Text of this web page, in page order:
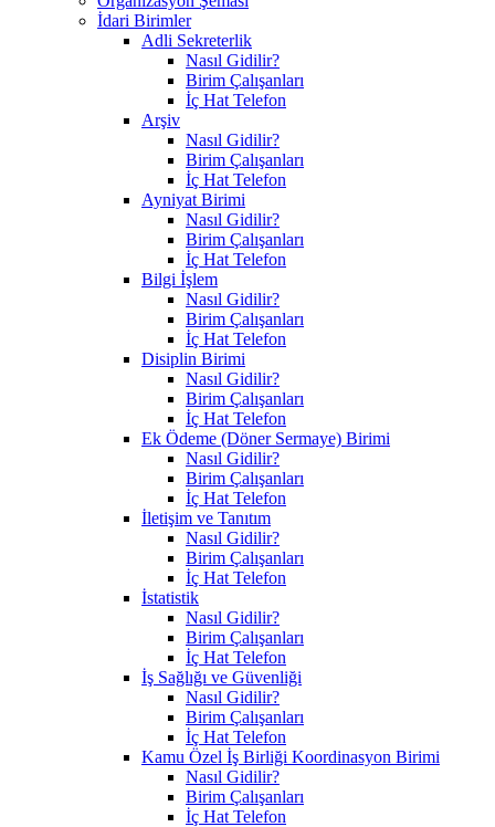
İdari Birimler
Adli Sekreterlik
Nasıl Gidilir?
Birim Çalışanları
İç Hat Telefon
Arşiv
Nasıl Gidilir?
Birim Çalışanları
İç Hat Telefon
Ayniyat Birimi
Nasıl Gidilir?
Birim Çalışanları
İç Hat Telefon
Bilgi İşlem
Nasıl Gidilir?
Birim Çalışanları
İç Hat Telefon
Disiplin Birimi
Nasıl Gidilir?
Birim Çalışanları
İç Hat Telefon
Ek Ödeme (Döner Sermaye) Birimi
Nasıl Gidilir?
Birim Çalışanları
İç Hat Telefon
İletişim ve Tanıtım
Nasıl Gidilir?
Birim Çalışanları
İç Hat Telefon
İstatistik
Nasıl Gidilir?
Birim Çalışanları
İç Hat Telefon
İş Sağlığı ve Güvenliği
Nasıl Gidilir?
Birim Çalışanları
İç Hat Telefon
Kamu Özel İş Birliği Koordinasyon Birimi
Nasıl Gidilir?
Birim Çalışanları
İç Hat Telefon